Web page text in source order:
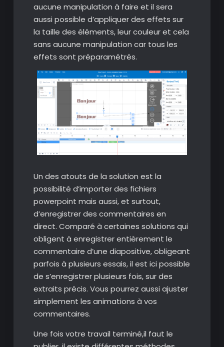
aucune manipulation à faire et il sera
aussi possible d’appliquer des effets sur
la taille des éléments, leur couleur et cela
sans aucune manipulation car tous les
effets sont préparamétrés.
Un des atouts de la solution est la
possibilité d’importer des fichiers
powerpoint mais aussi, et surtout,
d’enregistrer des commentaires en
direct. Comparé à certaines solutions qui
obligent à enregistrer entièrement le
commentaire d’une diapositive, obligeant
parfois à plusieurs essais, il est ici possible
de s’enregistrer plusieurs fois, sur des
extraits précis. Vous pourrez aussi ajuster
simplement les animations à vos
commentaires.
Une fois votre travail terminé,il faut le